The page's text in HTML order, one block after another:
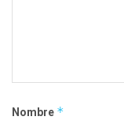
Nombre *